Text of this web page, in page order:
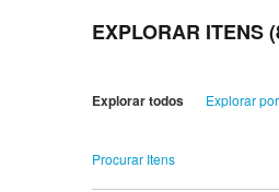
EXPLORAR ITENS
Explorar todos Explorar
Procurar Itens